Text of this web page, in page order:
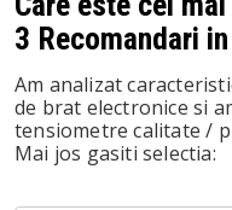
3 Recomandari
Am analizat
de brat electronice si
tensiometre calitate /
Mai jos gasiti selectia: